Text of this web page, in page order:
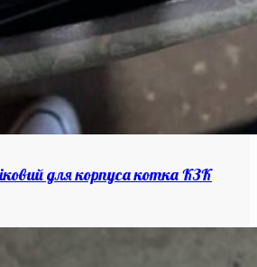
для корпуса котка КЗК